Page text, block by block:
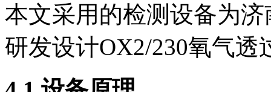
本文采用的检测设备为
研发设计OX2/230氧气透